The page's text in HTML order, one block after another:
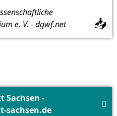
e. V. - dgwf.net
📥
Sachsen -
sachsen.de
